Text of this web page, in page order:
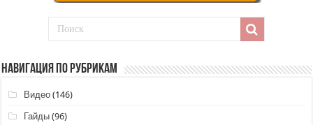
НАВИГАЦИЯ ПО РУБРИКАМ
Видео (146)
Гайды (96)